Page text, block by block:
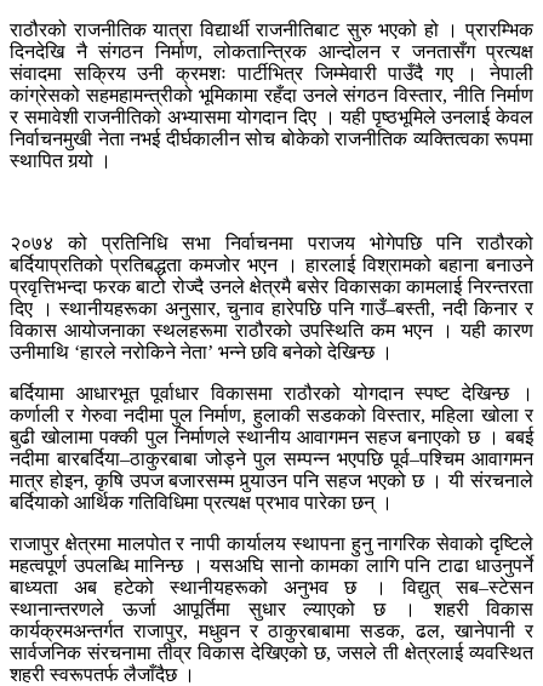
राठौरको राजनीतिक यात्रा विद्यार्थी राजनीतिबाट सुरु भएको हो । प्रारम्भिक
दिनदेखि नै संगठन निर्माण, लोकतान्त्रिक आन्दोलन र जनतासँग प्रत्यक्ष
संवादमा सक्रिय उनी क्रमशः पार्टीभित्र जिम्मेवारी पाउँदै गए । नेपाली
कांग्रेसको सहमहामन्त्रीको भूमिकामा रहँदा उनले संगठन विस्तार, नीति निर्माण
र समावेशी राजनीतिको अभ्यासमा योगदान दिए । यही पृष्ठभूमिले उनलाई केवल
निर्वाचनमुखी नेता नभई दीर्घकालीन सोच बोकेको राजनीतिक व्यक्तित्वका रूपमा
स्थापित गर्‍यो ।
२०७४ को प्रतिनिधि सभा निर्वाचनमा पराजय भोगेपछि पनि राठौरको
बर्दियाप्रतिको प्रतिबद्धता कमजोर भएन । हारलाई विश्रामको बहाना बनाउने
प्रवृत्तिभन्दा फरक बाटो रोज्दै उनले क्षेत्रमै बसेर विकासका कामलाई निरन्तरता
दिए । स्थानीयहरूका अनुसार, चुनाव हारेपछि पनि गाउँ–बस्ती, नदी किनार र
विकास आयोजनाका स्थलहरूमा राठौरको उपस्थिति कम भएन । यही कारण
उनीमाथि ‘हारले नरोकिने नेता’ भन्ने छवि बनेको देखिन्छ ।
बर्दियामा आधारभूत पूर्वाधार विकासमा राठौरको योगदान स्पष्ट देखिन्छ ।
कर्णाली र गेरुवा नदीमा पुल निर्माण, हुलाकी सडकको विस्तार, महिला खोला र
बुढी खोलामा पक्की पुल निर्माणले स्थानीय आवागमन सहज बनाएको छ । बबई
नदीमा बारबर्दिया–ठाकुरबाबा जोड्ने पुल सम्पन्न भएपछि पूर्व–पश्चिम आवागमन
मात्र होइन, कृषि उपज बजारसम्म पुर्‍याउन पनि सहज भएको छ । यी संरचनाले
बर्दियाको आर्थिक गतिविधिमा प्रत्यक्ष प्रभाव पारेका छन् ।
राजापुर क्षेत्रमा मालपोत र नापी कार्यालय स्थापना हुनु नागरिक सेवाको दृष्टिले
महत्वपूर्ण उपलब्धि मानिन्छ । यसअघि सानो कामका लागि पनि टाढा धाउनुपर्ने
बाध्यता अब हटेको स्थानीयहरूको अनुभव छ । विद्युत् सब–स्टेसन
स्थानान्तरणले ऊर्जा आपूर्तिमा सुधार ल्याएको छ । शहरी विकास
कार्यक्रमअन्तर्गत राजापुर, मधुवन र ठाकुरबाबामा सडक, ढल, खानेपानी र
सार्वजनिक संरचनामा तीव्र विकास देखिएको छ, जसले ती क्षेत्रलाई व्यवस्थित
शहरी स्वरूपतर्फ लैजाँदैछ ।